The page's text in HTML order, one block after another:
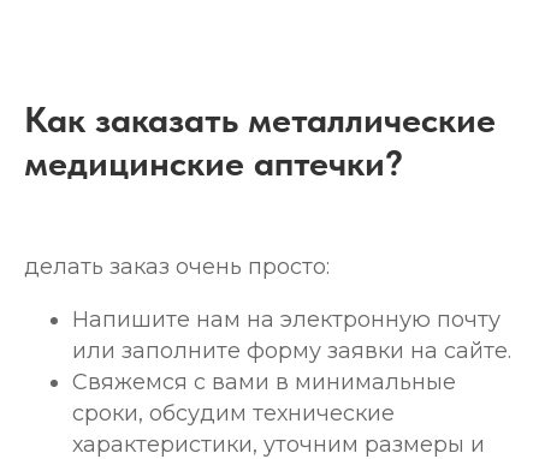
Как заказать металлические
медицинские аптечки?
делать заказ очень просто:
Напишите нам на электронную почту
или заполните форму заявки на сайте.
Свяжемся с вами в минимальные
сроки, обсудим технические
характеристики, уточним размеры и